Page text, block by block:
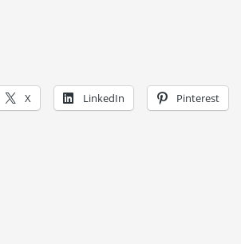
X LinkedIn Pinterest